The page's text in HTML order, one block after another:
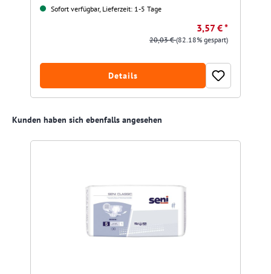
Sofort verfügbar, Lieferzeit: 1-5 Tage
3,57 € *
20,03 €(82.18% gespart)
Details
Produktgalerie überspringen
Kunden haben sich ebenfalls angesehen